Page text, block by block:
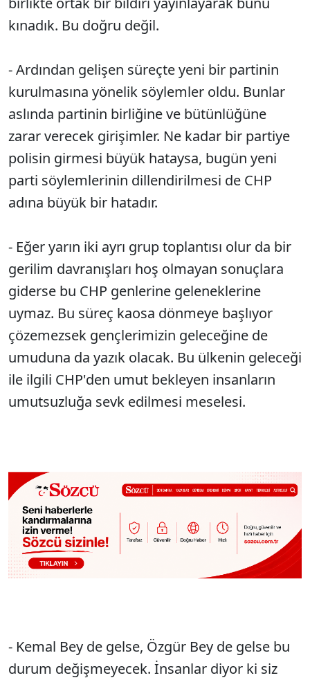
kınadık. Bu doğru değil.
- Ardından gelişen süreçte yeni bir partinin
kurulmasına yönelik söylemler oldu. Bunlar
aslında partinin birliğine ve bütünlüğüne
zarar verecek girişimler. Ne kadar bir partiye
polisin girmesi büyük hataysa, bugün yeni
parti söylemlerinin dillendirilmesi de CHP
adına büyük bir hatadır.
- Eğer yarın iki ayrı grup toplantısı olur da bir
gerilim davranışları hoş olmayan sonuçlara
giderse bu CHP genlerine geleneklerine
uymaz. Bu süreç kaosa dönmeye başlıyor
çözemezsek gençlerimizin geleceğine de
umuduna da yazık olacak. Bu ülkenin geleceği
ile ilgili CHP'den umut bekleyen insanların
umutsuzluğa sevk edilmesi meselesi.
- Kemal Bey de gelse, Özgür Bey de gelse bu
durum değişmeyecek. İnsanlar diyor ki siz